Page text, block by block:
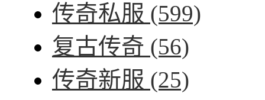
传奇私服 (599)
复古传奇 (56)
传奇新服 (25)